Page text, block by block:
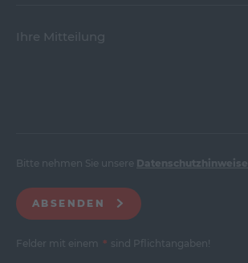
Ihre Mitteilung
Bitte nehmen Sie unsere Datenschutzhinweise
ABSENDEN
Felder mit einem * sind Pflichtangaben!